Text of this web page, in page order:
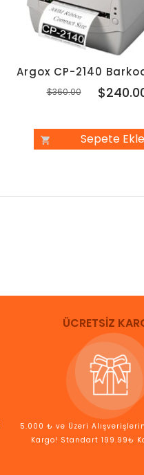
Argox CP-2140
$360.00
Sepete Ekle
ÜCRETSİZ
5.000 ₺ ve Üzeri
Kargo! Standart 199.99₺